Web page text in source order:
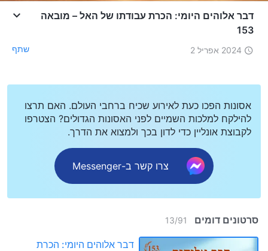
דבר אלוהים היומי: הכרת עבודתו של האל – מובאה
153
2024 אפריל 2 שתף
אסונות הפכו כעת לאירוע שכיח ברחבי העולם. האם תרצו
להילקח למלכות השמיים לפני האסונות הגדולים? הצטרפו
לקבוצת אונליין כדי לדון בכך ולמצוא את הדרך.
צרו קשר ב-Messenger
סרטונים דומים 13/91
דבר אלוהים היומי: הכרת